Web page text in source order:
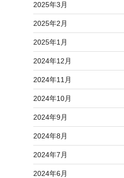
2025年3月
2025年2月
2025年1月
2024年12月
2024年11月
2024年10月
2024年9月
2024年8月
2024年7月
2024年6月